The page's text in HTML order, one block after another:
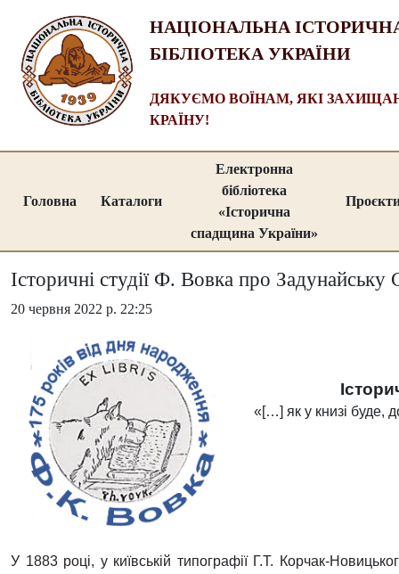
НАЦІОНАЛЬНА
БІБЛІОТЕКА УКРАЇНИ
ДЯКУЄМО ВОЇНАМ, ЯКІ
КРАЇНУ!
Головна Каталоги
Електронна
бібліотека
«Історична
спадщина України»
Історичні студії Ф. Вовка про Задунайську
20 червня 2022 р. 22:25
«[…] як у книзі буде,
У 1883 році, у київській типографії Г.Т. Корчак-